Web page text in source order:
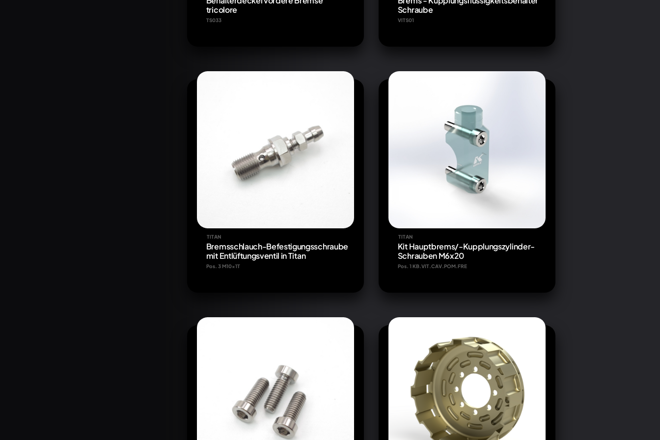
tricolore
TS033
Schraube
VITS01
TITAN
Bremsschlauch-Befestigungsschraube
mit Entlüftungsventil in Titan
Pos. 3 M10x1T
TITAN
Kit Hauptbrems/-Kupplungszylinder-
Schrauben M6x20
Pos. 1 KB.VIT.CAV.POM.FRE